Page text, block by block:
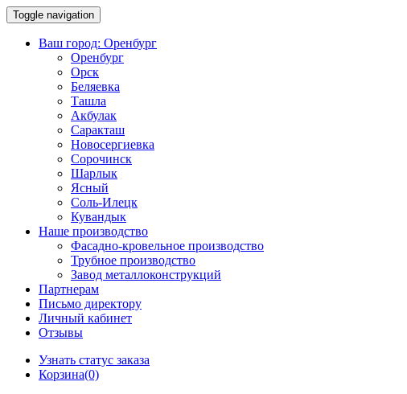
Toggle navigation
Ваш город: Оренбург
Оренбург
Орск
Беляевка
Ташла
Акбулак
Саракташ
Новосергиевка
Сорочинск
Шарлык
Ясный
Соль-Илецк
Кувандык
Наше производство
Фасадно-кровельное производство
Трубное производство
Завод металлоконструкций
Партнерам
Письмо директору
Личный кабинет
Отзывы
Узнать статус заказа
Корзина(0)